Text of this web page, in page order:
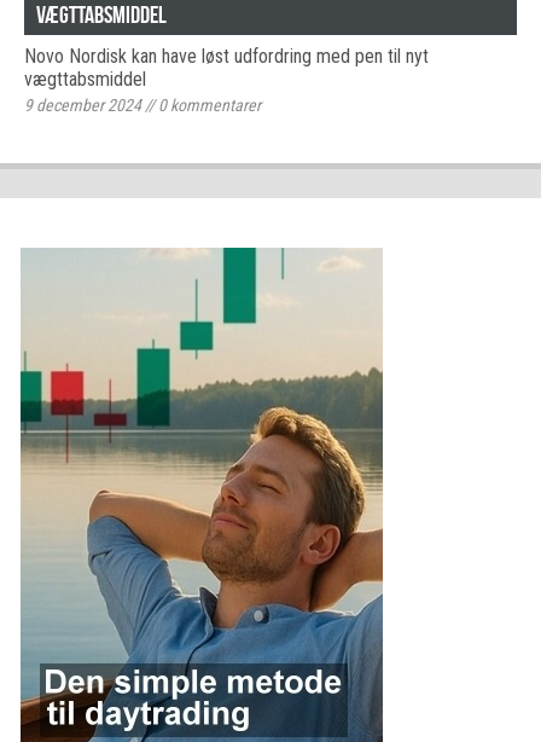
vægttabsmiddel
Novo Nordisk kan have løst udfordring med pen til nyt
vægttabsmiddel
9 december 2024//0kommentarer